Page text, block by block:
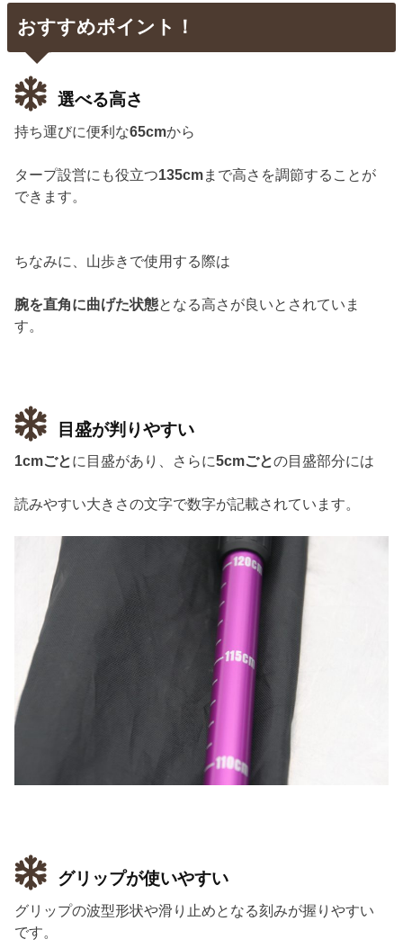
おすすめポイント！
選べる高さ
持ち運びに便利な65cmから
タープ設営にも役立つ135cmまで高さを調節することが
できます。
ちなみに、山歩きで使用する際は
腕を直角に曲げた状態となる高さが良いとされていま
す。
目盛が判りやすい
1cmごとに目盛があり、さらに5cmごとの目盛部分には
読みやすい大きさの文字で数字が記載されています。
グリップが使いやすい
グリップの波型形状や滑り止めとなる刻みが握りやすい
です。